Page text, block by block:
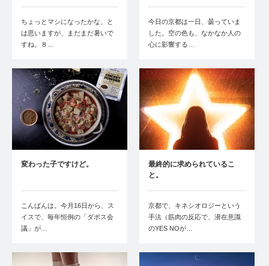
ちょっとマシになったかな、と
は思いますが、まだまだ暑いで
すね。８…
今日の京都は一日、曇っていま
した。空の色も、なかなか人の
心に影響する…
変わった子ですけど。
こんばんは。今月16日から、ス
イスで、毎年恒例の「ダボス会
議」が…
最終的に求められているこ
と。
京都で、キネシオロジーという
手法（筋肉の反応で、潜在意識
のYES NOが…